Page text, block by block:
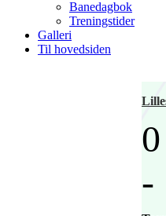
Banedagbok
Treningstider
Galleri
Til hovedsiden
0
-